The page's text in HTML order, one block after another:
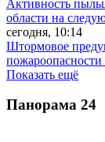
Активность
области на
сегодня, 10:14
Штормовое
пожароопасности
Показать ещё
Панорама 24